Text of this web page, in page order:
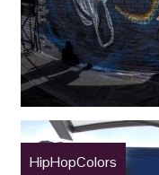
HipHopColors